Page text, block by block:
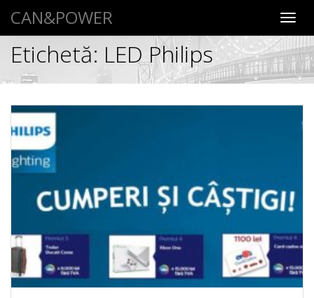
CAN&POWER
Etichetă: LED Philips